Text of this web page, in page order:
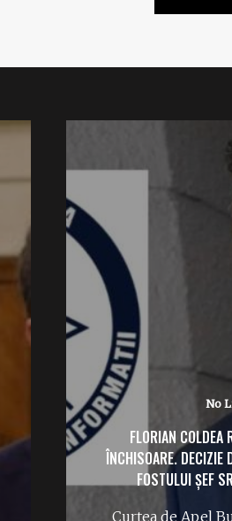
No
ÎPS TEODOSIE
RUGĂCIUNI PE
Rugăciuni la